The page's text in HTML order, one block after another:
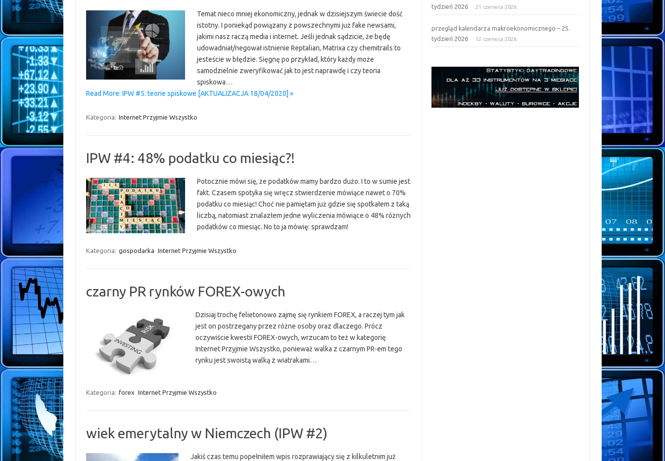
Temat nieco mniej ekonomiczny, jednak w dzisiejszym świecie dość
istotny. I poniekąd powiązany z powszechnymi już fake newsami,
jakimi nasz raczą media i internet. Jeśli jednak sądzicie, że będę
udowadniał/negował istnienie Reptalian, Matrixa czy chemitrails to
jesteście w błędzie. Sięgnę po przykład, który każdy może
samodzielnie zweryfikować jak to jest naprawdę i czy teoria
spiskowa…
Read More: IPW #5: teorie spiskowe [AKTUALIZACJA 18/04/2020] »
Kategoria: Internet Przyjmie Wszystko
IPW #4: 48% podatku co miesiąc?!
Potocznie mówi się, że podatków mamy bardzo dużo. I to w sumie jest
fakt. Czasem spotyka się wręcz stwierdzenie mówiące nawet o 70%
podatku co miesiąc! Choć nie pamiętam już gdzie się spotkałem z taką
liczbą, natomiast znalazłem jedne wyliczenia mówiące o 48% różnych
podatków co miesiąc. No to ja mówię: sprawdzam!
Kategoria: gospodarka Internet Przyjmie Wszystko
czarny PR rynków FOREX-owych
Dzisiaj trochę felietonowo zajmę się rynkiem FOREX, a raczej tym jak
jest on postrzegany przez różne osoby oraz dlaczego. Prócz
oczywiście kwestii FOREX-owych, wrzucam to też w kategorię
Internet Przyjmie Wszystko, ponieważ walka z czarnym PR-em tego
rynku jest swoistą walką z wiatrakami…
Kategoria: forex Internet Przyjmie Wszystko
wiek emerytalny w Niemczech (IPW #2)
Jakiś czas temu popełniłem wpis rozprawiający się z kilkuletnim już
tydzień 2026
21 czerwca 2026
przegląd kalendarza makroekonomicznego – 25.
tydzień 2026
12 czerwca 2026